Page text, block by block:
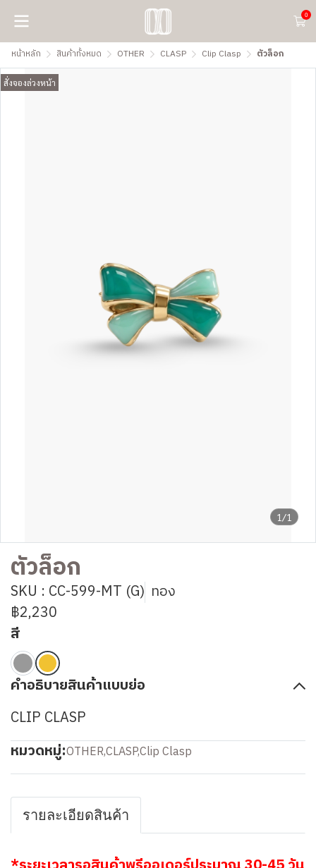
0
หน้าหลัก สินค้าทั้งหมด OTHER CLASP Clip Clasp ตัวล็อก
1/1
สั่งจองล่วงหน้า
ตัวล็อก
SKU : CC-599-MT (G) ทอง
฿2,230
สี
คำอธิบายสินค้าแบบย่อ
CLIP CLASP
หมวดหมู่:OTHER,CLASP,Clip Clasp
รายละเอียดสินค้า